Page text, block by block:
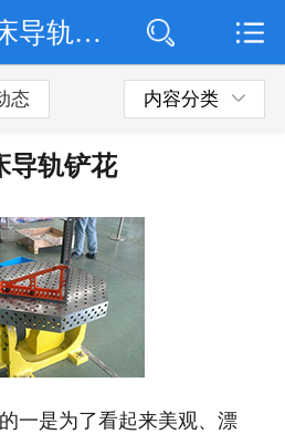
网站首页
公司简介
联系我们
机床导轨铲花
态 内容分类
导轨铲花
一是为了看起来美观、漂